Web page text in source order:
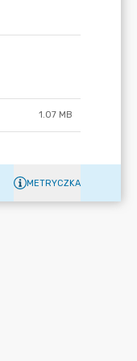
1.07 MB
METRYCZKA